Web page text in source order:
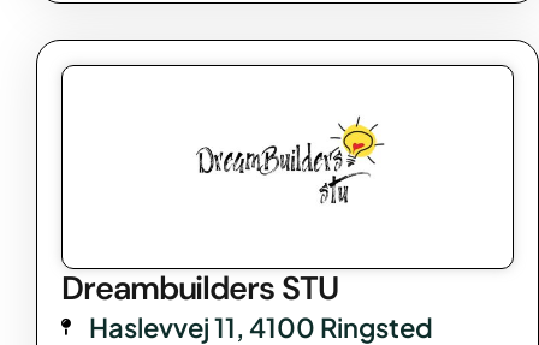
Dreambuilders STU
Haslevvej 11, 4100 Ringsted